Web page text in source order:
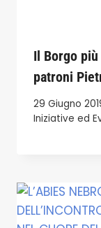
Il Borgo
patroni
29 Giugno
Iniziative ed